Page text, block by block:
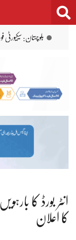
Skip
to
پی ٹی آئی کی مینارِ پاکستان
انٹر بورڈ کا
کا اعلان